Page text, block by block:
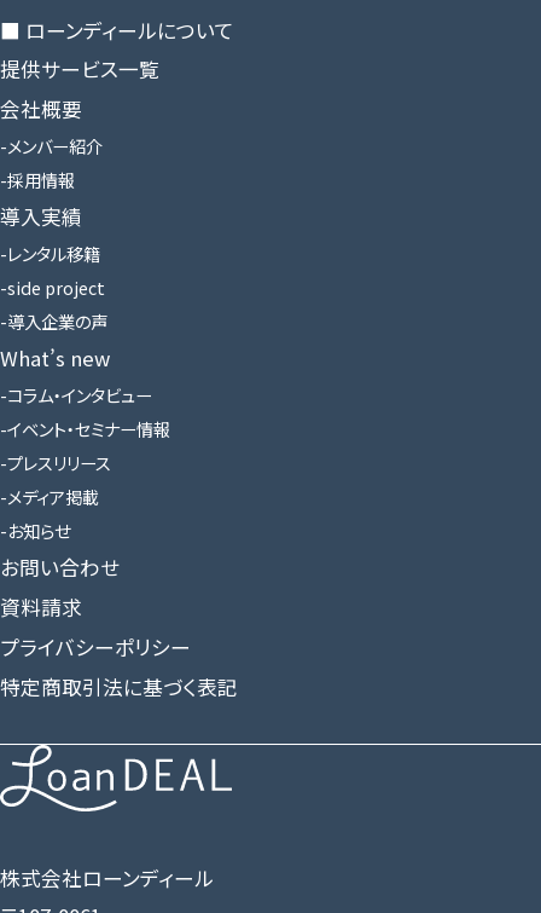
株式会社ローンディール
■ ローンディールに​ついて
提供サービス一覧
会社概要
メンバー紹介
採用情報
導入実績
レンタル移籍
side project
導入企業の声
What’s new
コラム・インタビュー
イベント・セミナー情報
プレスリリース
メディア掲載
お知らせ
お問い合わせ
資料請求
プライバシーポリシー
特定商取引法に基づく表記